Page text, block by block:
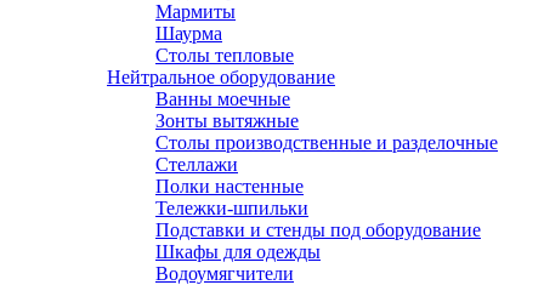
Мармиты
Шаурма
Столы тепловые
Нейтральное оборудование
Ванны моечные
Зонты вытяжные
Столы производственные и разделочные
Стеллажи
Полки настенные
Тележки-шпильки
Подставки и стенды под оборудование
Шкафы для одежды
Водоумягчители